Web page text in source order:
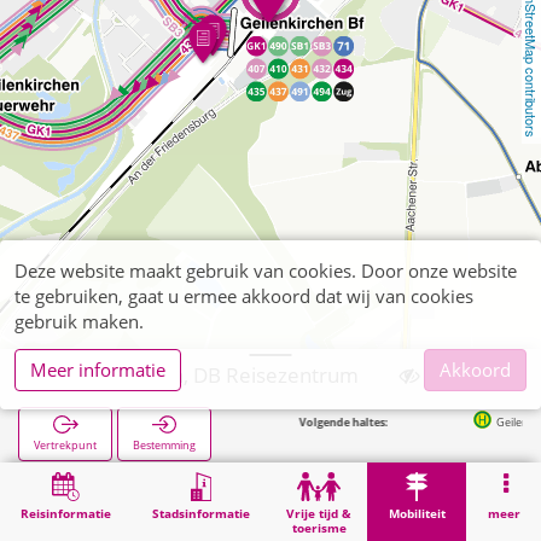
OpenStreetMap contributors
Reisinformatie Stadsinformatie
Vrije tijd &
toerisme
Mobiliteit meer
Geilenkirchen, DB Reisezentrum
Vertrekpunt Bestemming
Volgende haltes: Geilenkirchen
Mobiliteit Verkoop van tickets Geilenkirchen, DB Reisezentrum
Deze website maakt gebruik van cookies. Door onze website
te gebruiken, gaat u ermee akkoord dat wij van cookies
gebruik maken.
Meer informatie
Akkoord